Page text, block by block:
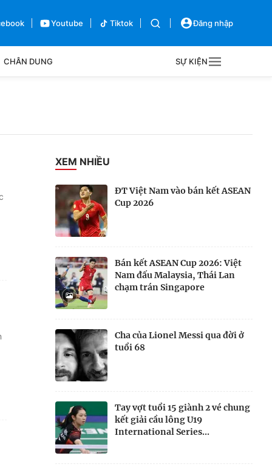
Youtube Tiktok Đăng nhập
CHÂN DUNG SỰ KIỆN
XEM NHIỀU
ĐT Việt Nam vào bán kết ASEAN
Cup 2026
Bán kết ASEAN Cup 2026: Việt
Nam đấu Malaysia, Thái Lan
chạm trán Singapore
Cha của Lionel Messi qua đời ở
tuổi 68
Tay vợt tuổi 15 giành 2 vé chung
kết giải cầu lông U19
International Series...